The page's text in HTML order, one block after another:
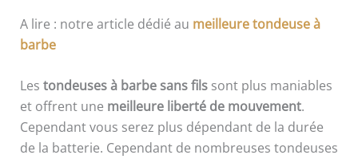
A lire : notre article dédié au meilleure tondeuse à
barbe
Les tondeuses à barbe sans filssont plus maniables
et offrent une meilleure liberté de mouvement.
Cependant vous serez plus dépendant de la durée
de la batterie. Cependant de nombreuses tondeuses